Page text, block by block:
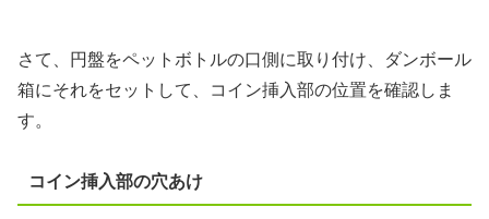
さて、円盤をペットボトルの口側に取り付け、ダンボール
箱にそれをセットして、コイン挿入部の位置を確認しま
す。
コイン挿入部の穴あけ